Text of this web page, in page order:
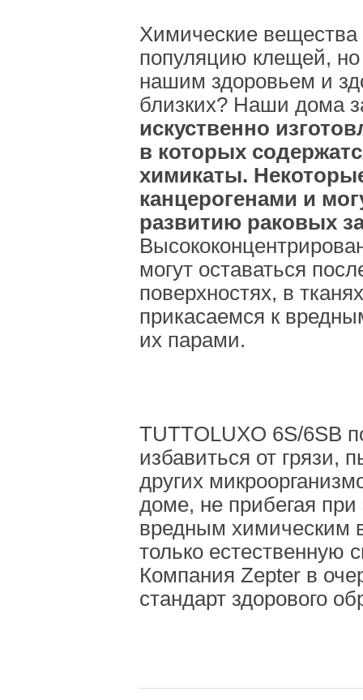
Химические вещества
популяцию клещей, но
нашим здоровьем и
близких? Наши дома
искуственно
в которых
химикаты.
канцерогенами и
развитию раковых
могут оставаться
поверхностях, в
прикасаемся к
их парами.
TUTTOLUXO 6S/6SB
избавиться от
других
доме, не прибегая
вредным химическим
только естественную
Компания Zepter в
стандарт здорового